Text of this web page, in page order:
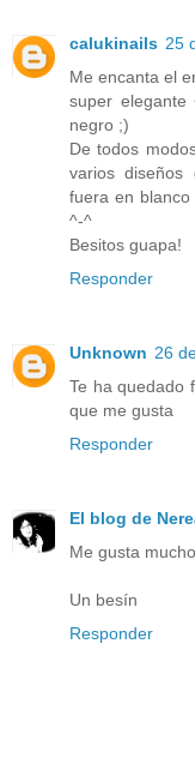
calukinails 25
Me encanta el
super
negro ;)
De todos
varios
fuera en
^-^
Besitos guapa!
Responder
Unknown 26
Te ha quedado
que me gusta
Responder
El blog de
Me gusta
Un besín
Responder